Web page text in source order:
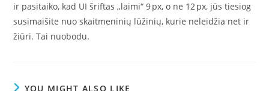
ir pasitaiko, kad UI šriftas „laimi“ 9 px, o ne 12 px, jūs tiesiog
susimaišite nuo skaitmeninių lūžinių, kurie neleidžia net ir
žiūri. Tai nuobodu.
YOU MIGHT ALSO LIKE